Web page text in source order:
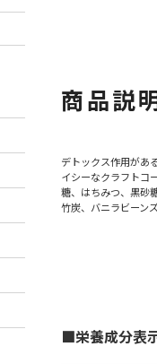
商品説明
デトックス作用があ
イシーなクラフト
糖、はちみつ、黒砂
竹炭、バニラビーン
■栄養成分表